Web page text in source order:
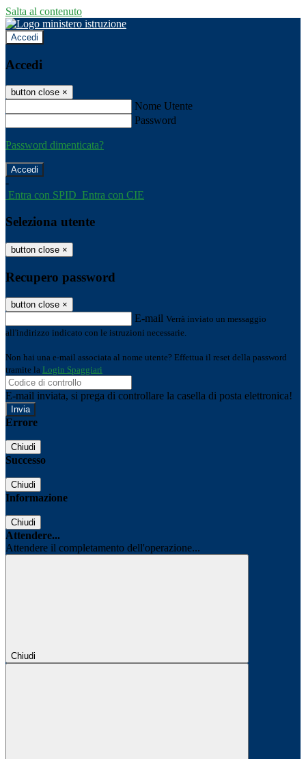
Salta al contenuto
Accedi
Accedi
button close ×
Nome Utente
Password
Password dimenticata?
-
Entra con SPID Entra con CIE
Seleziona utente
button close ×
Recupero password
button close ×
E-mail Verrà inviato un messaggio
all'indirizzo indicato con le istruzioni necessarie.
Non hai una e-mail associata al nome utente? Effettua il reset della password
tramite la Login Spaggiari
E-mail inviata, si prega di controllare la casella di posta elettronica!
Errore
Chiudi
Successo
Chiudi
Informazione
Chiudi
Attendere...
Attendere il completamento dell'operazione...
Chiudi